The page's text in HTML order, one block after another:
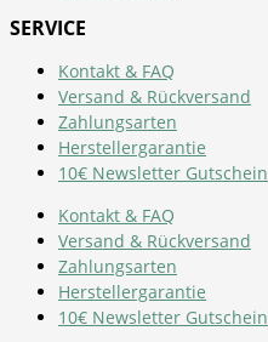
SERVICE
Kontakt & FAQ
Versand & Rückversand
Zahlungsarten
Herstellergarantie
10€ Newsletter Gutschein
Kontakt & FAQ
Versand & Rückversand
Zahlungsarten
Herstellergarantie
10€ Newsletter Gutschein